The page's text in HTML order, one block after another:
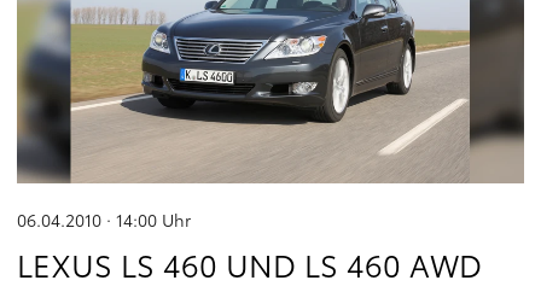
06.04.2010 · 14:00 Uhr
LEXUS LS 460 UND LS 460 AWD